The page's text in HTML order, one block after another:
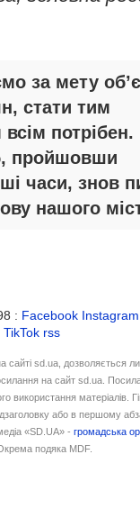
за мету
стати тим
потрібен.
пройшовши
часи, знов
нашого
: Facebook Instagram
TikTok rss
сайті sd.ua, дозволяється
на сайт sd.ua.
використання матеріалів.
або в першому
«SD.UA» -громадська
подяка MDF.